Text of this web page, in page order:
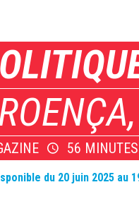
56 MINUTES
du 20 juin 2025 au